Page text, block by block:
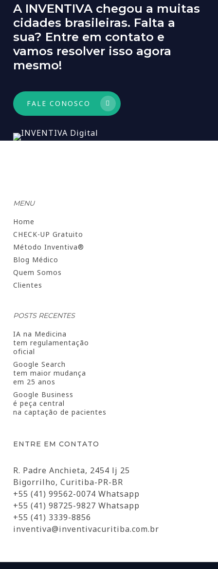
A INVENTIVA chegou a muitas
cidades brasileiras. Falta a
sua? Entre em contato e
vamos resolver isso agora
mesmo!
FALE CONOSCO
MENU
Home
CHECK-UP Gratuito
Método Inventiva®
Blog Médico
Quem Somos
Clientes
POSTS RECENTES
IA na Medicina
tem regulamentação
oficial
Google Search
tem maior mudança
em 25 anos
Google Business
é peça central
na captação de pacientes
ENTRE EM CONTATO
R. Padre Anchieta, 2454 lj 25
Bigorrilho, Curitiba-PR-BR
+55 (41) 99562-0074 Whatsapp
+55 (41) 98725-9827 Whatsapp
+55 (41) 3339-8856
inventiva@inventivacuritiba.com.br